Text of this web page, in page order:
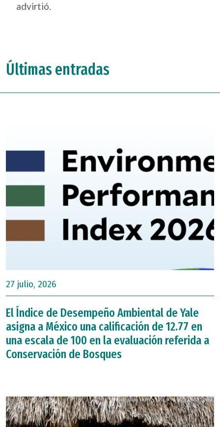
advirtió.
Últimas entradas
27 julio, 2026
El Índice de Desempeño Ambiental de Yale
asigna a México una calificación de 12.77 en
una escala de 100 en la evaluación referida a
Conservación de Bosques